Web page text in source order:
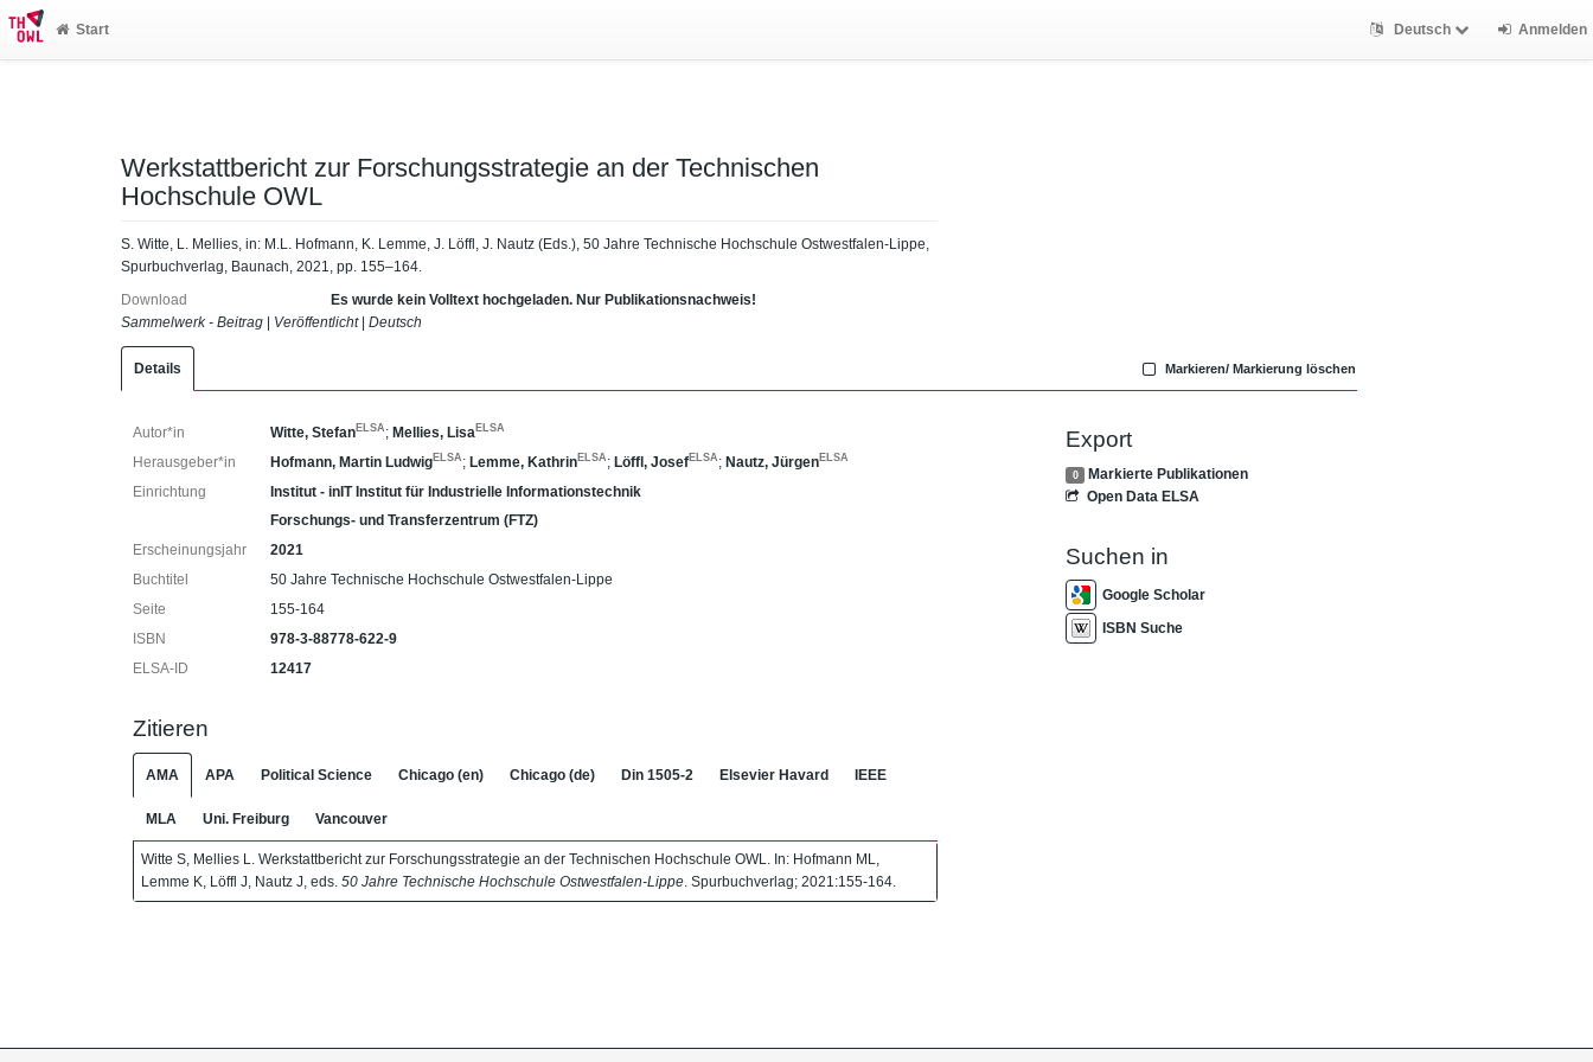
Start Deutsch Anmelden
Werkstattbericht zur Forschungsstrategie an der Technischen
Hochschule OWL
S. Witte, L. Mellies, in: M.L. Hofmann, K. Lemme, J. Löffl, J. Nautz (Eds.), 50 Jahre Technische Hochschule Ostwestfalen-Lippe,
Spurbuchverlag, Baunach, 2021, pp. 155–164.
Download
Es wurde kein Volltext hochgeladen. Nur Publikationsnachweis!
Sammelwerk - Beitrag
Veröffentlicht| Deutsch
Details Markieren/ Markierung löschen
Autor*in Witte, StefanELSA ; Mellies, LisaELSA
Herausgeber*in Hofmann, Martin LudwigELSA ; Lemme, KathrinELSA ; Löffl, JosefELSA ; Nautz, JürgenELSA
Einrichtung
Institut - inIT Institut für Industrielle Informationstechnik
Forschungs- und Transferzentrum (FTZ)
Erscheinungsjahr
2021
Buchtitel
50 Jahre Technische Hochschule Ostwestfalen-Lippe
Seite
155-164
ISBN
978-3-88778-622-9
ELSA-ID
12417
Zitieren
AMA APA Political Science Chicago (en) Chicago (de) Din 1505-2 Elsevier Havard IEEE
MLA Uni. Freiburg Vancouver
Witte S, Mellies L. Werkstattbericht zur Forschungsstrategie an der Technischen Hochschule OWL. In: Hofmann ML,
Lemme K, Löffl J, Nautz J, eds. 50 Jahre Technische Hochschule Ostwestfalen-Lippe . Spurbuchverlag; 2021:155-164.
Export
0
Markierte Publikationen
Open Data ELSA
Suchen in
Google Scholar
ISBN Suche